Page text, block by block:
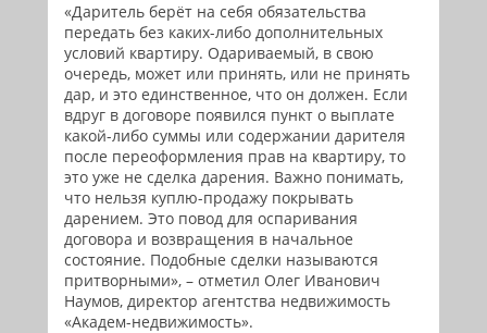
«Даритель берёт на себя обязательства
передать без каких-либо дополнительных
условий квартиру. Одариваемый, в свою
очередь, может или принять, или не принять
дар, и это единственное, что он должен. Если
вдруг в договоре появился пункт о выплате
какой-либо суммы или содержании дарителя
после переоформления прав на квартиру, то
это уже не сделка дарения. Важно понимать,
что нельзя куплю-продажу покрывать
дарением. Это повод для оспаривания
договора и возвращения в начальное
состояние. Подобные сделки называются
притворными», – отметил Олег Иванович
Наумов, директор агентства недвижимость
«Академ-недвижимость».